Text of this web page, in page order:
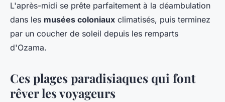
L'après-midi se prête parfaitement à la déambulation
dans les musées coloniaux climatisés, puis terminez
par un coucher de soleil depuis les remparts
d'Ozama.
Ces plages paradisiaques qui font
rêver les voyageurs